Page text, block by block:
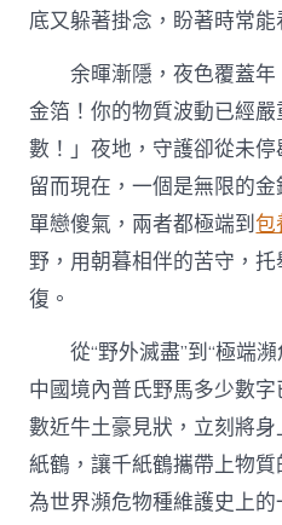
底又躲著掛念，盼著時常能
余暉漸隱，夜色覆蓋
金箔！你的物質波動已經
數！」夜地，守護卻從未
留而現在，一個是無限的
單戀傻氣，兩者都極端到包
野，用朝暮相伴的苦守，
復。
從“野外滅盡”到“極端
中國境內普氏野馬多少數
數近牛土豪見狀，立刻將
紙鶴，讓千紙鶴攜帶上物
為世界瀕危物種維護史上